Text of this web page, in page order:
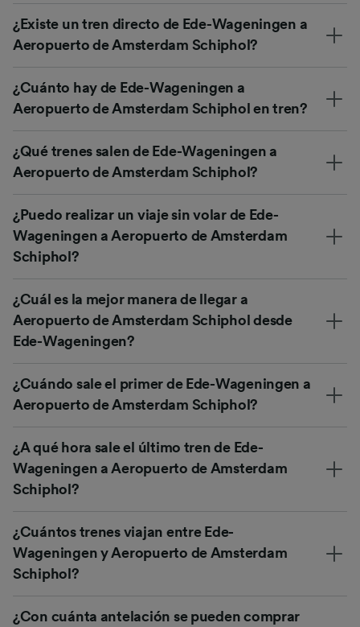
¿Existe un tren directo de Ede-Wageningen a
Aeropuerto de Amsterdam Schiphol?
¿Cuánto hay de Ede-Wageningen a
Aeropuerto de Amsterdam Schiphol en tren?
¿Qué trenes salen de Ede-Wageningen a
Aeropuerto de Amsterdam Schiphol?
¿Puedo realizar un viaje sin volar de Ede-
Wageningen a Aeropuerto de Amsterdam
Schiphol?
¿Cuál es la mejor manera de llegar a
Aeropuerto de Amsterdam Schiphol desde
Ede-Wageningen?
¿Cuándo sale el primer de Ede-Wageningen a
Aeropuerto de Amsterdam Schiphol?
¿A qué hora sale el último tren de Ede-
Wageningen a Aeropuerto de Amsterdam
Schiphol?
¿Cuántos trenes viajan entre Ede-
Wageningen y Aeropuerto de Amsterdam
Schiphol?
¿Con cuánta antelación se pueden comprar